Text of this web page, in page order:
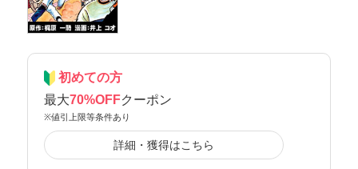
初めての方
最大70%OFFクーポン
※値引上限等条件あり
詳細・獲得はこちら